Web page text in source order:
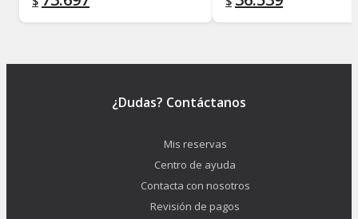
¿Dudas? Contáctanos
Mis reservas
Centro de ayuda
Contacta con nosotros
Revisión de pagos